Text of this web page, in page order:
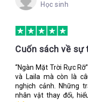
Học sinh
Cuốn sách về sự
“Ngàn Mặt Trời Rực
và Laila mà còn là
nghịch cảnh. Những
nhân vật thay đổi,